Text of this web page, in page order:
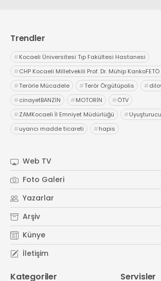
Trendler
#Kocaeli Üniversitesi Tıp Fakültesi Hastanesi
#CHP Kocaeli Milletvekili Prof. Dr. Mühip
#Terörle Mücadele #Terör Örgütüpolis #
#cinayetBANZİN #MOTORİN #ÖTV
#ZAMKocaeli İl Emniyet Müdürlüğü #Uyuşturucu
#uyarıcı madde ticareti #hapis
Web TV
Foto Galeri
Yazarlar
Arşiv
Künye
İletişim
Kategoriler Servisler